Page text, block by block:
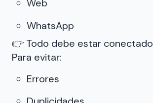
Web
WhatsApp
👉 Todo debe estar conectado
Para evitar:
Errores